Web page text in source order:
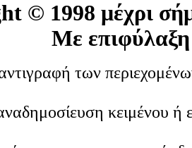
© 1998 μέχρι
Με επιφύλαξη
των
κειμένου